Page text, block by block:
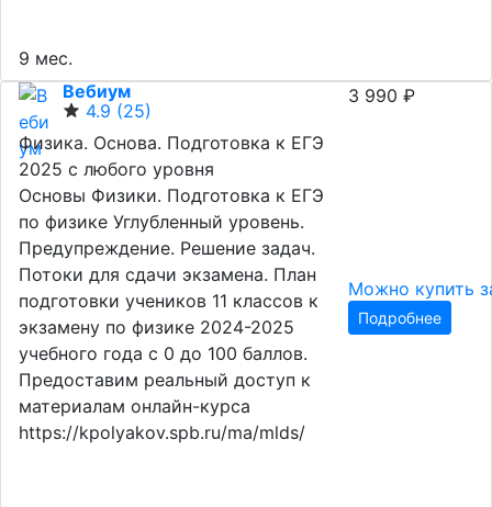
9 мес.
Вебиум
4.9 (25)
Физика. Основа. Подготовка к ЕГЭ
2025 с любого уровня
Основы Физики. Подготовка к ЕГЭ
по физике Углубленный уровень.
Предупреждение. Решение задач.
Потоки для сдачи экзамена. План
подготовки учеников 11 классов к
экзамену по физике 2024-2025
учебного года с 0 до 100 баллов.
Предоставим реальный доступ к
материалам онлайн-курса
https://kpolyakov.spb.ru/ma/mlds/
3 990 ₽
Можно купить
Подробнее